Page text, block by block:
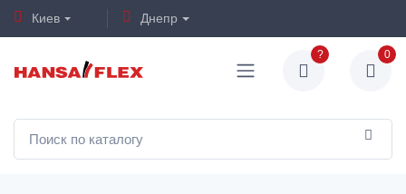
Киев Днепр
? 0